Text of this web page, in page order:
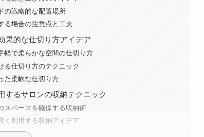
の戦略的な配置場所
る場合の注意点と工夫
果的な仕切り方アイデア
軽で柔らかな空間の仕切り方
る仕切り方のテクニック
た柔軟な仕切り方
するサロンの収納テクニック
スペースを確保する収納術
く利用する収納アイデア